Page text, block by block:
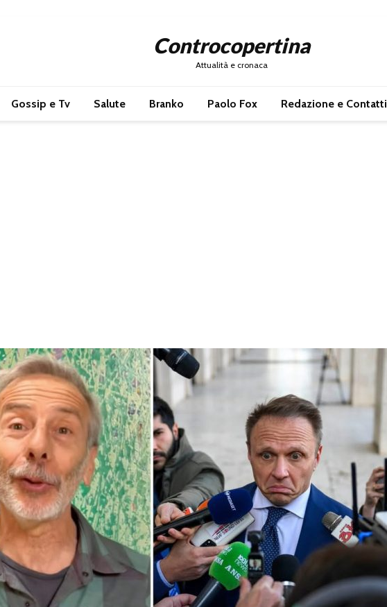
Controcopertina
Attualità e cronaca
Gossip e Tv Salute Branko Paolo Fox Redazione e Contatti